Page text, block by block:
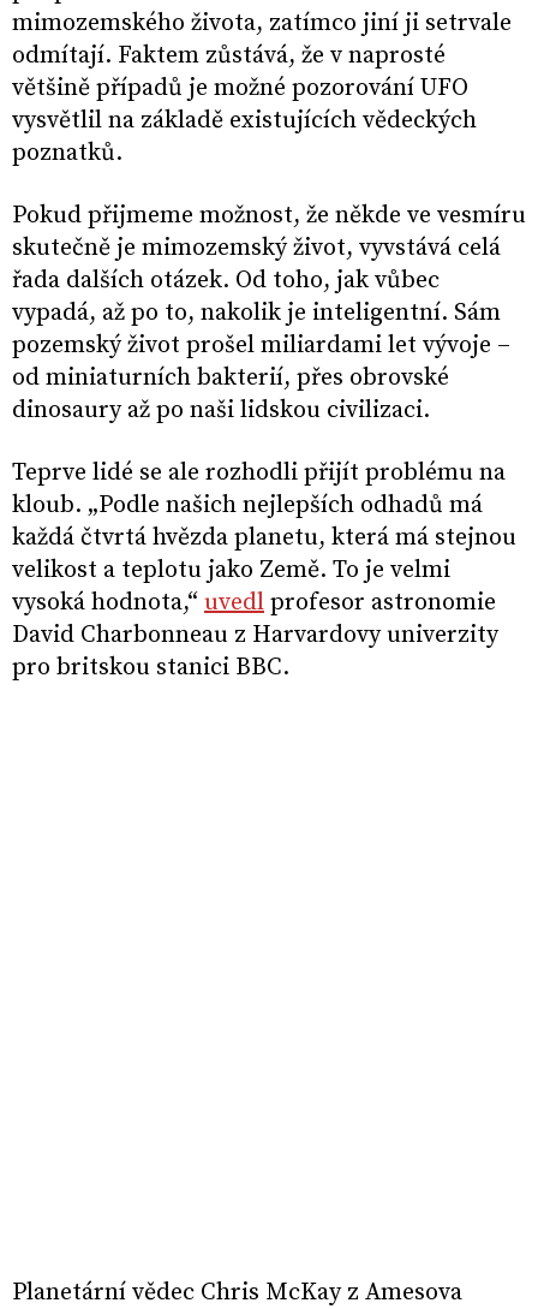
mimozemského života, zatímco jiní ji setrvale
odmítají. Faktem zůstává, že v naprosté
většině případů je možné pozorování UFO
vysvětlil na základě existujících vědeckých
poznatků.
Pokud přijmeme možnost, že někde ve vesmíru
skutečně je mimozemský život, vyvstává celá
řada dalších otázek. Od toho, jak vůbec
vypadá, až po to, nakolik je inteligentní. Sám
pozemský život prošel miliardami let vývoje –
od miniaturních bakterií, přes obrovské
dinosaury až po naši lidskou civilizaci.
Teprve lidé se ale rozhodli přijít problému na
kloub. „Podle našich nejlepších odhadů má
každá čtvrtá hvězda planetu, která má stejnou
velikost a teplotu jako Země. To je velmi
vysoká hodnota,“ uvedl profesor astronomie
David Charbonneau z Harvardovy univerzity
pro britskou stanici BBC.
Planetární vědec Chris McKay z Amesova